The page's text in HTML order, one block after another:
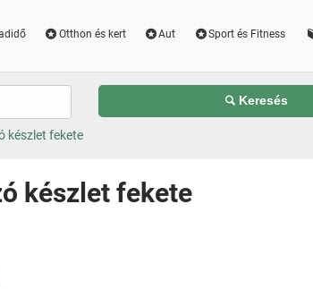
Otthon és kert Aut Sport és Fitness
Keresés
készlet fekete
készlet fekete